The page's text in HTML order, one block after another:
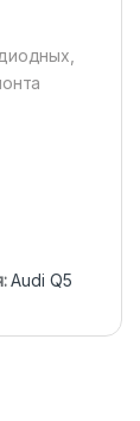
Audi Q5